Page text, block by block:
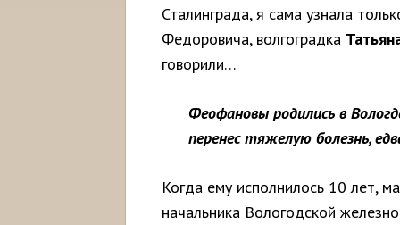
Сталинграда, я сама узнала
Федоровича, волгоградка
говорили…
Феофановы родились в
перенес тяжелую болезнь,
Когда ему исполнилось 10 лет,
начальника Вологодской